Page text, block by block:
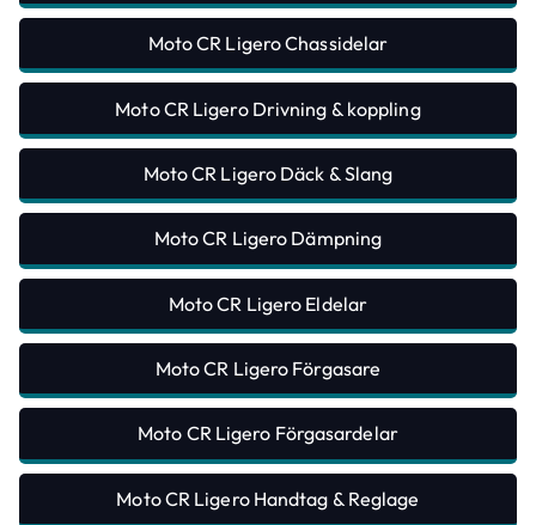
Moto CR Ligero Chassidelar
Moto CR Ligero Drivning & koppling
Moto CR Ligero Däck & Slang
Moto CR Ligero Dämpning
Moto CR Ligero Eldelar
Moto CR Ligero Förgasare
Moto CR Ligero Förgasardelar
Moto CR Ligero Handtag & Reglage